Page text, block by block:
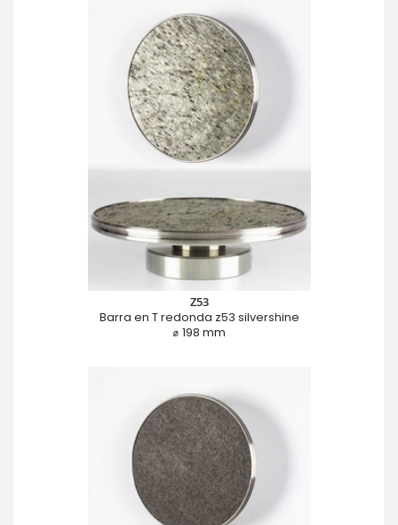
Z53
Barra en T redonda z53 silvershine
⌀ 198 mm